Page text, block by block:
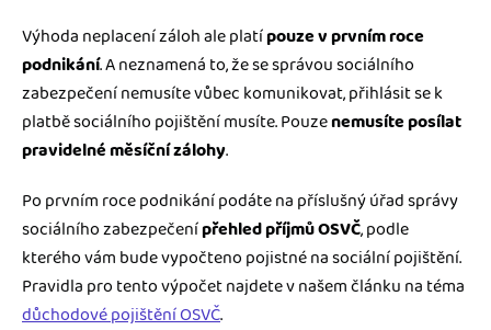
Výhoda neplacení záloh ale platípouze v prvním roce
podnikání. A neznamená to, že se správou sociálního
zabezpečení nemusíte vůbec komunikovat, přihlásit se k
platbě sociálního pojištění musíte. Pouzenemusíte posílat
pravidelné měsíční zálohy.
Po prvním roce podnikání podáte na příslušný úřad správy
sociálního zabezpečenípřehled příjmů OSVČ, podle
kterého vám bude vypočteno pojistné na sociální pojištění.
Pravidla pro tento výpočet najdete v našem článku na téma
důchodové pojištění OSVČ.